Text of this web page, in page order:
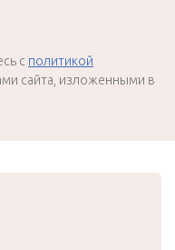
с политикой
сайта, изложенными в